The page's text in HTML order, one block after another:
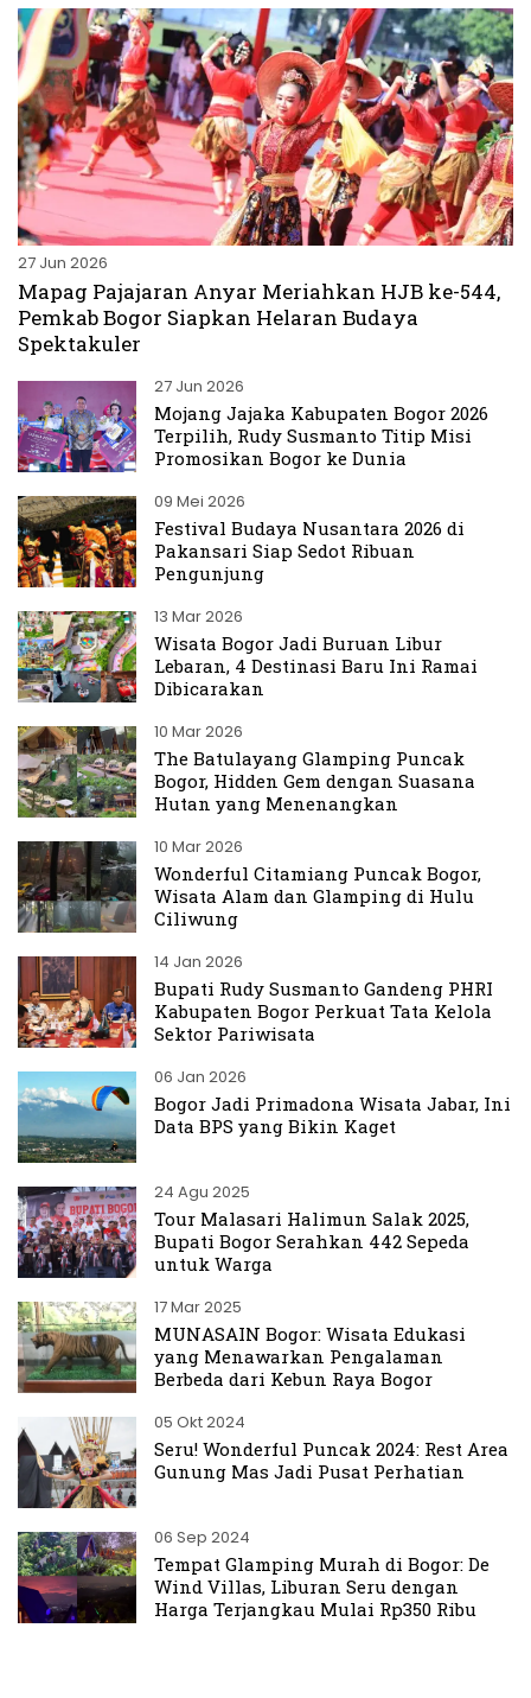
27 Jun 2026
Mapag Pajajaran Anyar Meriahkan HJB ke-544,
Pemkab Bogor Siapkan Helaran Budaya
Spektakuler
27 Jun 2026
Mojang Jajaka Kabupaten Bogor 2026
Terpilih, Rudy Susmanto Titip Misi
Promosikan Bogor ke Dunia
09 Mei 2026
Festival Budaya Nusantara 2026 di
Pakansari Siap Sedot Ribuan
Pengunjung
13 Mar 2026
Wisata Bogor Jadi Buruan Libur
Lebaran, 4 Destinasi Baru Ini Ramai
Dibicarakan
10 Mar 2026
The Batulayang Glamping Puncak
Bogor, Hidden Gem dengan Suasana
Hutan yang Menenangkan
10 Mar 2026
Wonderful Citamiang Puncak Bogor,
Wisata Alam dan Glamping di Hulu
Ciliwung
14 Jan 2026
Bupati Rudy Susmanto Gandeng PHRI
Kabupaten Bogor Perkuat Tata Kelola
Sektor Pariwisata
06 Jan 2026
Bogor Jadi Primadona Wisata Jabar, Ini
Data BPS yang Bikin Kaget
24 Agu 2025
Tour Malasari Halimun Salak 2025,
Bupati Bogor Serahkan 442 Sepeda
untuk Warga
17 Mar 2025
MUNASAIN Bogor: Wisata Edukasi
yang Menawarkan Pengalaman
Berbeda dari Kebun Raya Bogor
05 Okt 2024
Seru! Wonderful Puncak 2024: Rest Area
Gunung Mas Jadi Pusat Perhatian
06 Sep 2024
Tempat Glamping Murah di Bogor: De
Wind Villas, Liburan Seru dengan
Harga Terjangkau Mulai Rp350 Ribu